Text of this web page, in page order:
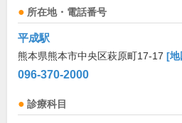
所在地・電話番号
平成駅
熊本県熊本市中央区萩原町17-17 [地
096-370-2000
診療科目